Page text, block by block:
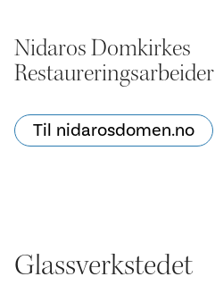
Nidaros Domkirkes
Restaureringsarbeider
Til nidarosdomen.no
Glassverkstedet